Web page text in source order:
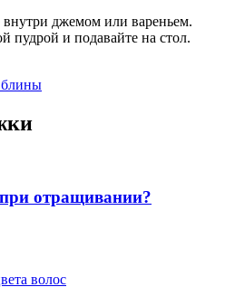
джемом или вареньем.
пудрой и подавайте на стол.
блины
отращивании?